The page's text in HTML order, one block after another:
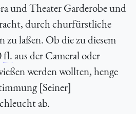
und Theater Garderobe und
durch churfürstliche
zu laßen. Ob die zu diesem
fl.aus der Cameral oder
werden wollten, henge
[Seiner]
ab.